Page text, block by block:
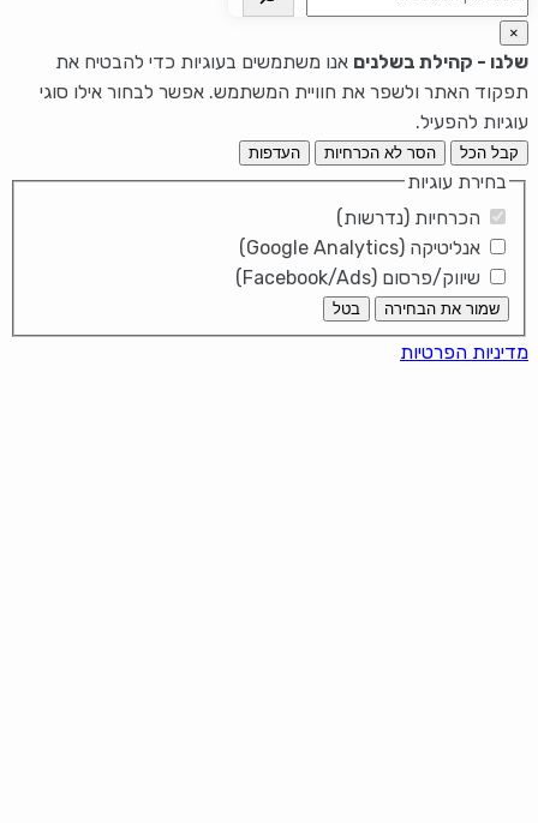
×
שלנו - קהילת בשלנים אנו משתמשים בעוגיות כדי להבטיח את
תפקוד האתר ולשפר את חוויית המשתמש. אפשר לבחור אילו סוגי
עוגיות להפעיל.
קבל הכל הסר לא הכרחיות העדפות
בחירת עוגיות
הכרחיות (נדרשות)
אנליטיקה (Google Analytics)
שיווק/פרסום (Facebook/Ads)
שמור את הבחירה בטל
מדיניות הפרטיות